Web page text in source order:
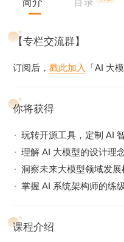
目录
【专栏交流群】
订阅后， 戳此加入 「AI 大
你将获得
玩转开源工具，定制 AI
理解 AI 大模型的设计理
洞察未来大模型领域发展
掌握 AI 系统架构师的练
课程介绍